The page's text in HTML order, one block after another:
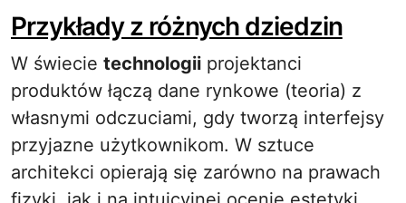
Przykłady z różnych dziedzin
W świecie technologii projektanci
produktów łączą dane rynkowe (teoria) z
własnymi odczuciami, gdy tworzą interfejsy
przyjazne użytkownikom. W sztuce
architekci opierają się zarówno na prawach